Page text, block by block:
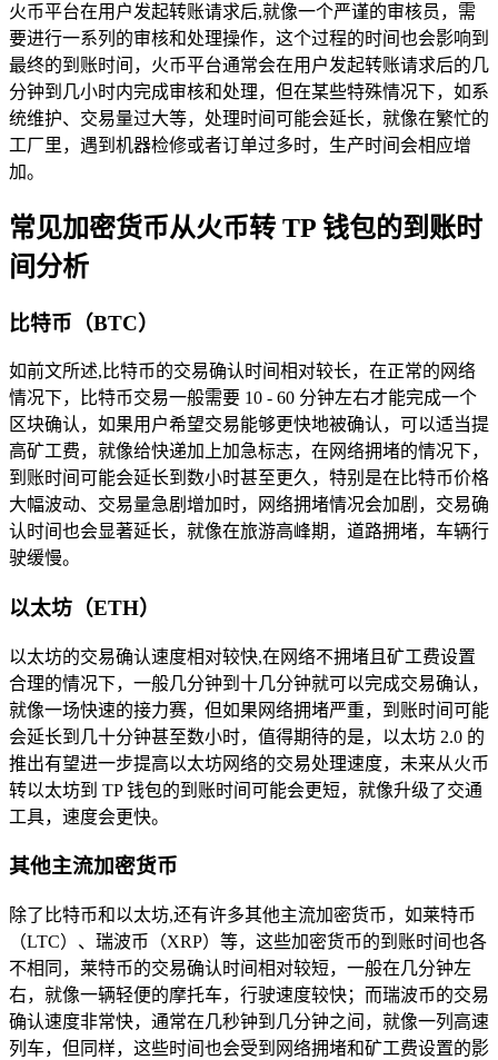
火币平台在用户发起转账请求后,就像一个严谨的审核员，需
要进行一系列的审核和处理操作，这个过程的时间也会影响到
最终的到账时间，火币平台通常会在用户发起转账请求后的几
分钟到几小时内完成审核和处理，但在某些特殊情况下，如系
统维护、交易量过大等，处理时间可能会延长，就像在繁忙的
工厂里，遇到机器检修或者订单过多时，生产时间会相应增
加。
常见加密货币从火币转 TP 钱包的到账时
间分析
比特币（BTC）
如前文所述,比特币的交易确认时间相对较长，在正常的网络
情况下，比特币交易一般需要 10 - 60 分钟左右才能完成一个
区块确认，如果用户希望交易能够更快地被确认，可以适当提
高矿工费，就像给快递加上加急标志，在网络拥堵的情况下，
到账时间可能会延长到数小时甚至更久，特别是在比特币价格
大幅波动、交易量急剧增加时，网络拥堵情况会加剧，交易确
认时间也会显著延长，就像在旅游高峰期，道路拥堵，车辆行
驶缓慢。
以太坊（ETH）
以太坊的交易确认速度相对较快,在网络不拥堵且矿工费设置
合理的情况下，一般几分钟到十几分钟就可以完成交易确认，
就像一场快速的接力赛，但如果网络拥堵严重，到账时间可能
会延长到几十分钟甚至数小时，值得期待的是，以太坊 2.0 的
推出有望进一步提高以太坊网络的交易处理速度，未来从火币
转以太坊到 TP 钱包的到账时间可能会更短，就像升级了交通
工具，速度会更快。
其他主流加密货币
除了比特币和以太坊,还有许多其他主流加密货币，如莱特币
（LTC）、瑞波币（XRP）等，这些加密货币的到账时间也各
不相同，莱特币的交易确认时间相对较短，一般在几分钟左
右，就像一辆轻便的摩托车，行驶速度较快；而瑞波币的交易
确认速度非常快，通常在几秒钟到几分钟之间，就像一列高速
列车，但同样，这些时间也会受到网络拥堵和矿工费设置的影